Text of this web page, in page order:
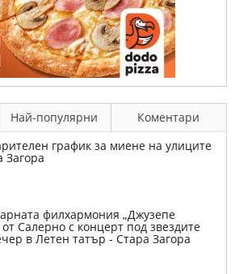
Най-популярни
Коментари
график за миене на улиците
Загора
филхармония „Джузепе
Салерно с концерт под звездите
в Летен татър - Стара Загора